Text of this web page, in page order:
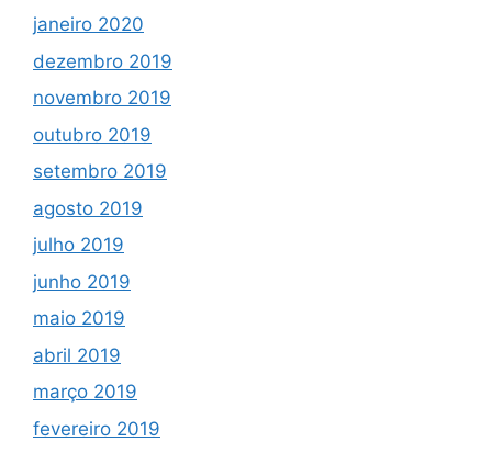
janeiro 2020
dezembro 2019
novembro 2019
outubro 2019
setembro 2019
agosto 2019
julho 2019
junho 2019
maio 2019
abril 2019
março 2019
fevereiro 2019